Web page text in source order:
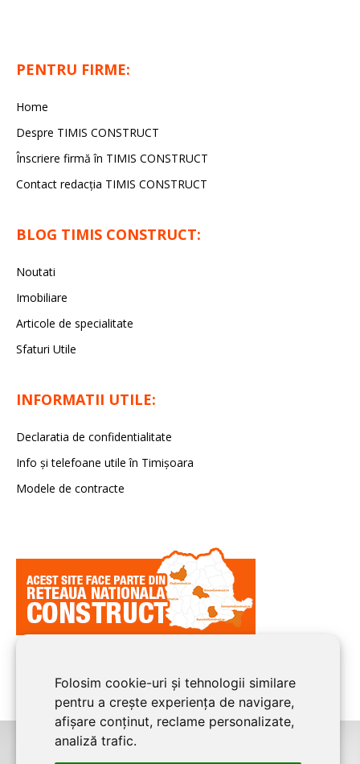
Folosim cookie-uri și tehnologii similare
pentru a crește experiența de navigare,
afișare conținut, reclame personalizate,
analiză trafic.
PENTRU FIRME:
Home
Despre TIMIS CONSTRUCT
Înscriere firmă în TIMIS CONSTRUCT
Contact redacția TIMIS CONSTRUCT
BLOG TIMIS CONSTRUCT:
Noutati
Imobiliare
Articole de specialitate
Sfaturi Utile
INFORMATII UTILE:
Declaratia de confidentialitate
Info și telefoane utile în Timișoara
Modele de contracte
TIMIS CONSTRUCTeste un serviciu de promovare online pentru